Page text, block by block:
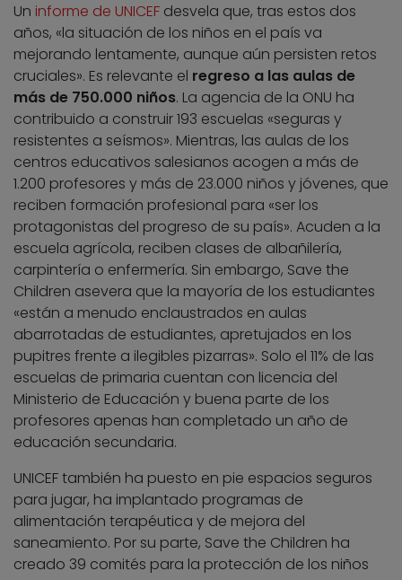
Un informe de UNICEF desvela que, tras estos dos
años, «la situación de los niños en el país va
mejorando lentamente, aunque aún persisten retos
cruciales». Es relevante el regreso a las aulas de
más de 750.000 niños. La agencia de la ONU ha
contribuido a construir 193 escuelas «seguras y
resistentes a seísmos». Mientras, las aulas de los
centros educativos salesianos acogen a más de
1.200 profesores y más de 23.000 niños y jóvenes, que
reciben formación profesional para «ser los
protagonistas del progreso de su país». Acuden a la
escuela agrícola, reciben clases de albañilería,
carpintería o enfermería. Sin embargo, Save the
Children asevera que la mayoría de los estudiantes
«están a menudo enclaustrados en aulas
abarrotadas de estudiantes, apretujados en los
pupitres frente a ilegibles pizarras». Solo el 11% de las
escuelas de primaria cuentan con licencia del
Ministerio de Educación y buena parte de los
profesores apenas han completado un año de
educación secundaria.
UNICEF también ha puesto en pie espacios seguros
para jugar, ha implantado programas de
alimentación terapéutica y de mejora del
saneamiento. Por su parte, Save the Children ha
creado 39 comités para la protección de los niños